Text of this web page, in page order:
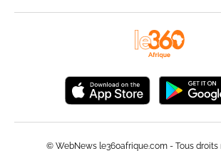
© WebNews le360afrique.com - Tous droits